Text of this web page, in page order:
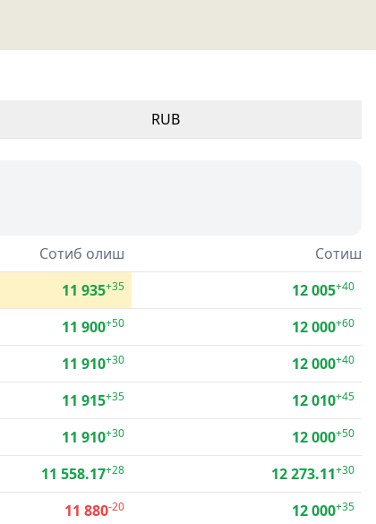
RUB
Сотиб олиш
Сотиш
11 935+35 12 005+40
11 900+50 12 000+60
11 910+30 12 000+40
11 915+35 12 010+45
11 910+30 12 000+50
11 558.17+28 12 273.11+30
11 880-20 12 000+35